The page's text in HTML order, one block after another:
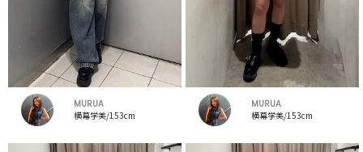
MURUA
横幕学美/153cm
MURUA
横幕学美/153cm